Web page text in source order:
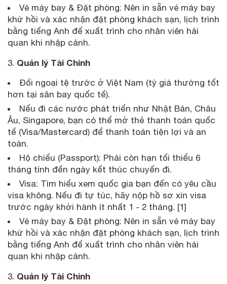
Vé máy bay & Đặt phòng: Nên in sẵn vé máy bay
khứ hồi và xác nhận đặt phòng khách sạn, lịch trình
bằng tiếng Anh để xuất trình cho nhân viên hải
quan khi nhập cảnh.
3. Quản lý Tài Chinh
Đổi ngoại tệ trước ở Việt Nam (tỷ giá thường tốt
hơn tại sân bay quốc tế).
Nếu đi các nước phát triển như Nhật Bản, Châu
Âu, Singapore, bạn có thể mở thẻ thanh toán quốc
tế (Visa/Mastercard) để thanh toán tiện lợi và an
toàn.
Hộ chiếu (Passport): Phải còn hạn tối thiểu 6
tháng tính đến ngày kết thúc chuyến đi.
Visa: Tìm hiểu xem quốc gia bạn đến có yêu cầu
visa không. Nếu đi tự túc, hãy nộp hồ sơ xin visa
trước ngày khởi hành ít nhất 1 - 2 tháng. [1]
Vé máy bay & Đặt phòng: Nên in sẵn vé máy bay
khứ hồi và xác nhận đặt phòng khách sạn, lịch trình
bằng tiếng Anh để xuất trình cho nhân viên hải
quan khi nhập cảnh.
3. Quản lý Tài Chinh